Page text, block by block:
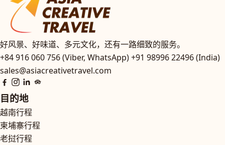
好风景、好味道、多元文化，还有一路细致的服务。
+84 916 060 756 (Viber, WhatsApp)+91 98996 22496 (India)
sales@asiacreativetravel.com
目的地
越南行程
柬埔寨行程
老挝行程